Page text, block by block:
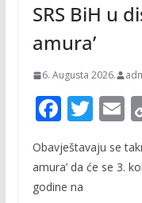
SRS BiH u
amura’
6. Augusta 2026.
F
ac
e
b
T
itt
E
m
Obavještavaju se
amura’ da će se 3.
godine na